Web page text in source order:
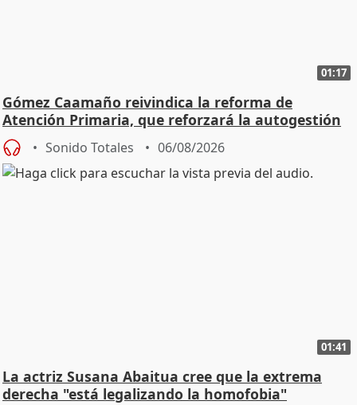
01:17
Gómez Caamaño reivindica la reforma de
Atención Primaria, que reforzará la autogestión
Sonido Totales 06/08/2026
01:41
La actriz Susana Abaitua cree que la extrema
derecha "está legalizando la homofobia"